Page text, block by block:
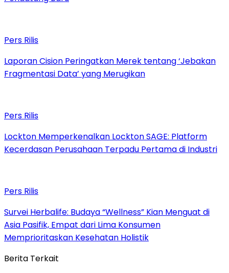
Pers Rilis
Laporan Cision Peringatkan Merek tentang ‘Jebakan
Fragmentasi Data’ yang Merugikan
Pers Rilis
Lockton Memperkenalkan Lockton SAGE: Platform
Kecerdasan Perusahaan Terpadu Pertama di Industri
Pers Rilis
Survei Herbalife: Budaya “Wellness” Kian Menguat di
Asia Pasifik, Empat dari Lima Konsumen
Memprioritaskan Kesehatan Holistik
Berita Terkait